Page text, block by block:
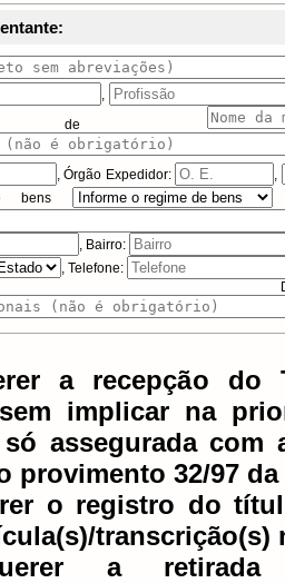
,
de
,Órgão Expedidor:
,
bens
, Bairro:
, Telefone:
a recepção do
implicar na
só assegurada
provimento 32/97 da
o registro do
transcrição(s)
a